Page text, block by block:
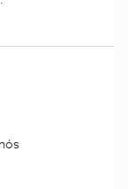
no serviço app